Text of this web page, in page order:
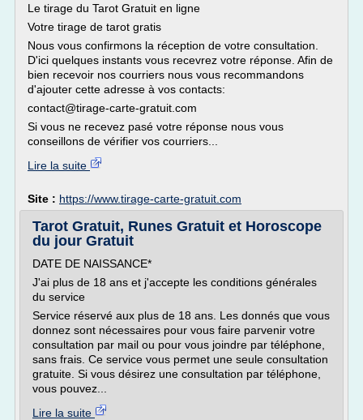
Le tirage du Tarot Gratuit en ligne
Votre tirage de tarot gratis
Nous vous confirmons la réception de votre consultation.
D'ici quelques instants vous recevrez votre réponse. Afin de
bien recevoir nos courriers nous vous recommandons
d'ajouter cette adresse à vos contacts:
contact@tirage-carte-gratuit.com
Si vous ne recevez pasé votre réponse nous vous
conseillons de vérifier vos courriers...
Lire la suite
Site : https://www.tirage-carte-gratuit.com
Tarot Gratuit, Runes Gratuit et Horoscope
du jour Gratuit
DATE DE NAISSANCE*
J'ai plus de 18 ans et j'accepte les conditions générales
du service
Service réservé aux plus de 18 ans. Les donnés que vous
donnez sont nécessaires pour vous faire parvenir votre
consultation par mail ou pour vous joindre par téléphone,
sans frais. Ce service vous permet une seule consultation
gratuite. Si vous désirez une consultation par téléphone,
vous pouvez...
Lire la suite